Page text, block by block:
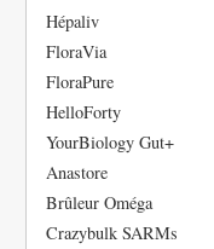
Hépaliv
FloraVia
FloraPure
HelloForty
YourBiology Gut+
Anastore
Brûleur Oméga
Crazybulk SARMs